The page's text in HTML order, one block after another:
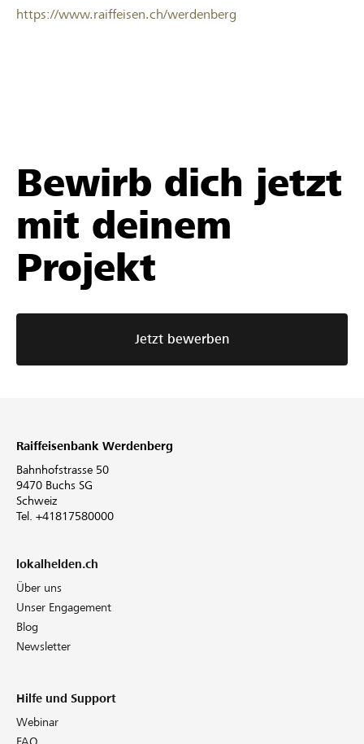
https://www.raiffeisen.ch/werdenberg
Bewirb dich jetzt
mit deinem
Projekt
Jetzt bewerben
Raiffeisenbank Werdenberg
Bahnhofstrasse 50
9470 Buchs SG
Schweiz
Tel. +41817580000
lokalhelden.ch
Über uns
Unser Engagement
Blog
Newsletter
Hilfe und Support
Webinar
FAQ